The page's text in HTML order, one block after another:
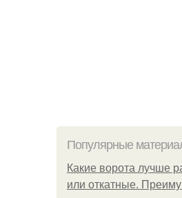
Популярные
Какие ворота лучше
или откатные.